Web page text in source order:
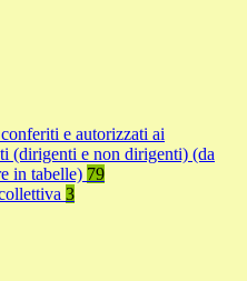
e autorizzati ai
(dirigenti e non dirigenti) (da
in tabelle) 79
3